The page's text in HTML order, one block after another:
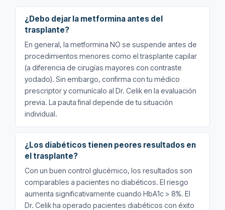
¿Debo dejar la metformina antes del
trasplante?
En general, la metformina NO se suspende antes de
procedimientos menores como el trasplante capilar
(a diferencia de cirugías mayores con contraste
yodado). Sin embargo, confirma con tu médico
prescriptor y comunícalo al Dr. Celik en la evaluación
previa. La pauta final depende de tu situación
individual.
¿Los diabéticos tienen peores resultados en
el trasplante?
Con un buen control glucémico, los resultados son
comparables a pacientes no diabéticos. El riesgo
aumenta significativamente cuando HbA1c > 8%. El
Dr. Celik ha operado pacientes diabéticos con éxito